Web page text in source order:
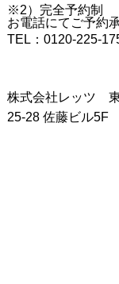
※2）完全予約制
お電話にてご予約
TEL：0120-225-
株式会社レッツ
25-28 佐藤ビル5F